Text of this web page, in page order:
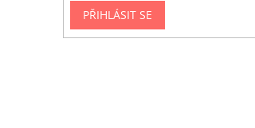
PŘIHLÁSIT SE